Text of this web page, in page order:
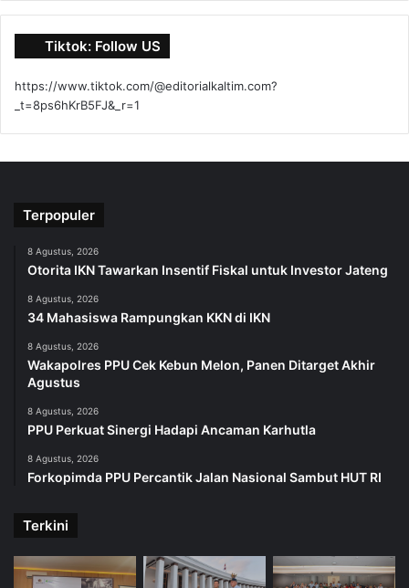
Tiktok: Follow US
https://www.tiktok.com/@editorialkaltim.com?
_t=8ps6hKrB5FJ&_r=1
Terpopuler
8 Agustus, 2026
Otorita IKN Tawarkan Insentif Fiskal untuk Investor Jateng
8 Agustus, 2026
34 Mahasiswa Rampungkan KKN di IKN
8 Agustus, 2026
Wakapolres PPU Cek Kebun Melon, Panen Ditarget Akhir
Agustus
8 Agustus, 2026
PPU Perkuat Sinergi Hadapi Ancaman Karhutla
8 Agustus, 2026
Forkopimda PPU Percantik Jalan Nasional Sambut HUT RI
Terkini